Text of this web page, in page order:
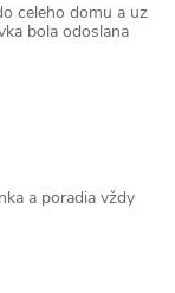
celeho domu a uz
bola odoslana
a poradia vždy